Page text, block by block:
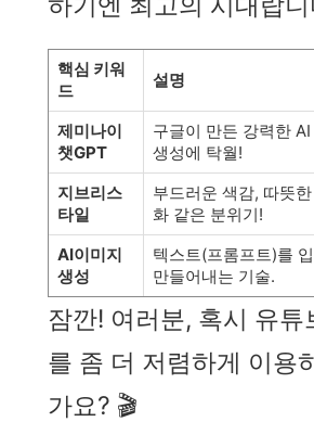
핵심 키워
드
설명
제미나이
챗GPT
구글이 만든 강력한
생성에 탁월!
지브리스
타일
부드러운 색감, 따뜻
화 같은 분위기!
AI이미지
생성
텍스트(프롬프트)를
만들어내는 기술.
잠깐! 여러분, 혹시 유튜
를 좀 더 저렴하게 이용
가요? 🎬